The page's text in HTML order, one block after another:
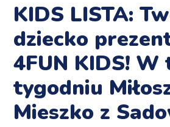
KIDS LISTA:
dziecko
4FUN KIDS! W
tygodniu
Mieszko z